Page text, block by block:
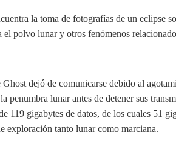
la toma de fotografías de un eclipse
polvo lunar y otros fenómenos
dejó de comunicarse debido al
penumbra lunar antes de detener sus
119 gigabytes de datos, de los cuales 51
exploración tanto lunar como marciana.